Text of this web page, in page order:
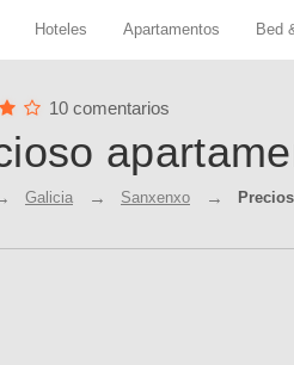
Hoteles Apartamentos Bed
10 comentarios
Galicia Sanxenxo